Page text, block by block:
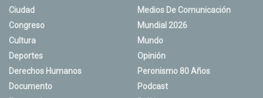
Ciudad
Congreso
Cultura
Deportes
Derechos Humanos
Documento
Medios De Comunicación
Mundial 2026
Mundo
Opinión
Peronismo 80 Años
Podcast